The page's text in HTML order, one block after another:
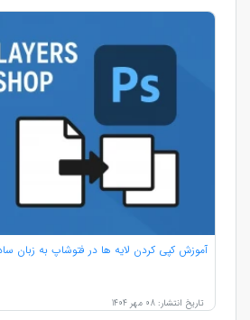
آموزش کپی کردن لایه ها در فتوشاپ به زبان
تاریخ انتشار: 08 مهر 1404